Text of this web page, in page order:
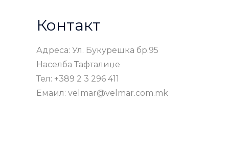
Контакт
Адреса: Ул. Букурешка бр.95
Населба Тафталиџе
Тел: +389 2 3 296 411
Емаил: velmar@velmar.com.mk